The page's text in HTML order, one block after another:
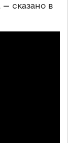
— сказано в